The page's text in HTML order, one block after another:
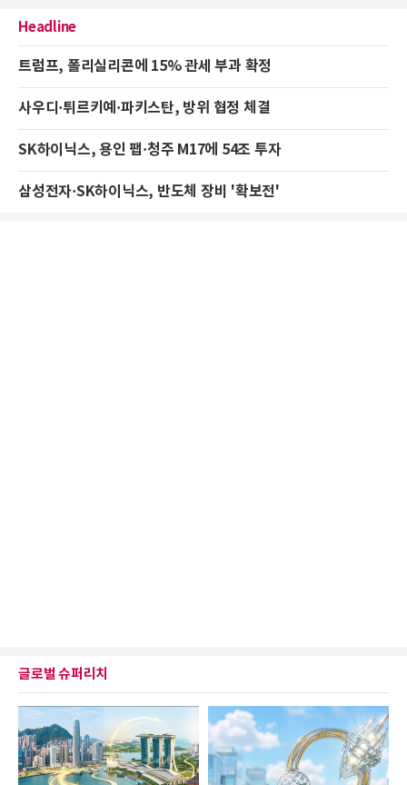
Headline
트럼프, 폴리실리콘에 15% 관세 부과 확정
사우디·튀르키예·파키스탄, 방위 협정 체결
SK하이닉스, 용인 팹·청주 M17에 54조 투자
삼성전자·SK하이닉스, 반도체 장비 '확보전'
글로벌 슈퍼리치